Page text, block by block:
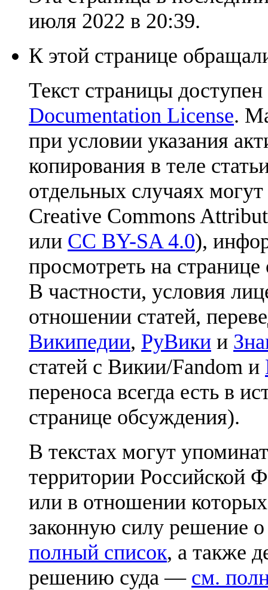
июля 2022 в 20:39.
К этой странице
Текст страницы
Documentation License.
при условии указания
копирования в теле
отдельных случаях
Creative Commons
или CC BY-SA 4.0),
просмотреть на
В частности, условия
отношении статей,
Википедии, РуВики и
статей с Викии/Fandom и
переноса всегда есть в
странице обсуждения).
В текстах могут
территории Российской
или в отношении
законную силу решение
полный список, а также
решению суда — см.